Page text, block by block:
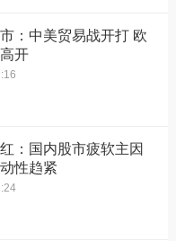
：中美贸易战开打 欧
开
：国内股市疲软主因
性趋紧